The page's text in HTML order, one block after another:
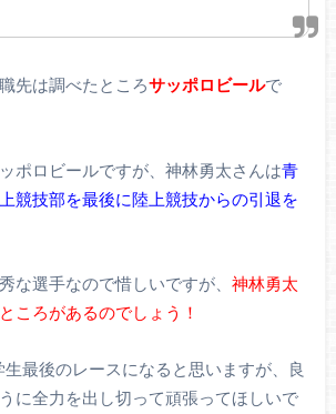
先は調べたところサッポロビールで
ポロビールですが、神林勇太さんは青
競技部を最後に陸上競技からの引退を
な選手なので惜しいですが、 神林勇太
ころがあるのでしょう！
最後のレースになると思いますが、良
に全力を出し切って頑張ってほしいで